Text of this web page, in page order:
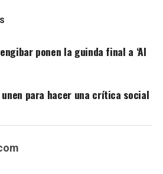
ponen la guinda final a ‘Al
para hacer una crítica social